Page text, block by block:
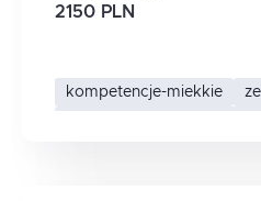
2150 PLN
kompetencje-miekkie